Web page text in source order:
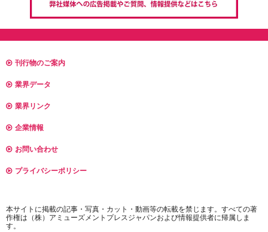
刊行物のご案内
業界データ
業界リンク
企業情報
お問い合わせ
プライバシーポリシー
本サイトに掲載の記事・写真・カット・動画等の転載を禁じます。すべての著
作権は（株）アミューズメントプレスジャパンおよび情報提供者に帰属しま
す。